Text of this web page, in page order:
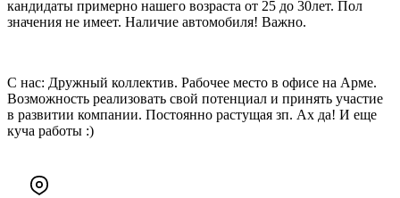
кандидаты примерно нашего возраста от 25 до 30лет. Пол
значения не имеет. Наличие автомобиля! Важно.
С нас: Дружный коллектив. Рабочее место в офисе на Арме.
Возможность реализовать свой потенциал и принять участие
в развитии компании. Постоянно растущая зп. Ах да! И еще
куча работы :)